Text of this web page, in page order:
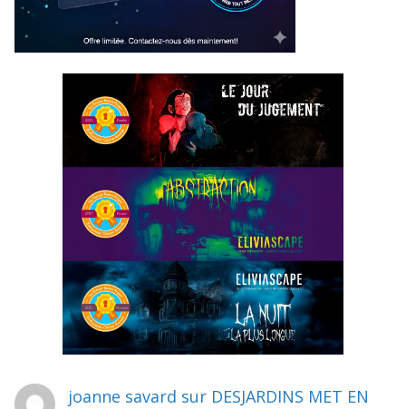
joanne savard sur DESJARDINS MET EN